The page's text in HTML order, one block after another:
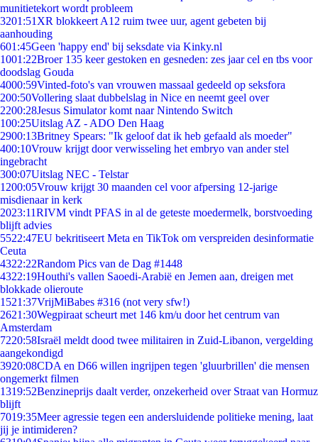
munitietekort wordt probleem
3201:51 XR blokkeert A12 ruim twee uur, agent gebeten bij
aanhouding
601:45Geen 'happy end' bij seksdate via Kinky.nl
1001:22Broer 135 keer gestoken en gesneden: zes jaar cel en tbs voor
doodslag Gouda
4000:59Vinted-foto's van vrouwen massaal gedeeld op seksfora
200:50Vollering slaat dubbelslag in Nice en neemt geel over
2200:28Jesus Simulator komt naar Nintendo Switch
100:25Uitslag AZ - ADO Den Haag
2900:13Britney Spears: "Ik geloof dat ik heb gefaald als moeder"
400:10Vrouw krijgt door verwisseling het embryo van ander stel
ingebracht
300:07Uitslag NEC - Telstar
1200:05Vrouw krijgt 30 maanden cel voor afpersing 12-jarige
misdienaar in kerk
2023:11RIVM vindt PFAS in al de geteste moedermelk, borstvoeding
blijft advies
5522:47EU bekritiseert Meta en TikTok om verspreiden desinformatie
Ceuta
4322:22Random Pics van de Dag #1448
4322:19Houthi's vallen Saoedi-Arabië en Jemen aan, dreigen met
blokkade olieroute
1521:37VrijMiBabes #316 (not very sfw!)
2621:30Wegpiraat scheurt met 146 km/u door het centrum van
Amsterdam
7220:58Israël meldt dood twee militairen in Zuid-Libanon, vergelding
aangekondigd
3920:08CDA en D66 willen ingrijpen tegen 'gluurbrillen' die mensen
ongemerkt filmen
1319:52Benzineprijs daalt verder, onzekerheid over Straat van Hormuz
blijft
7019:35Meer agressie tegen een andersluidende politieke mening, laat
jij je intimideren?